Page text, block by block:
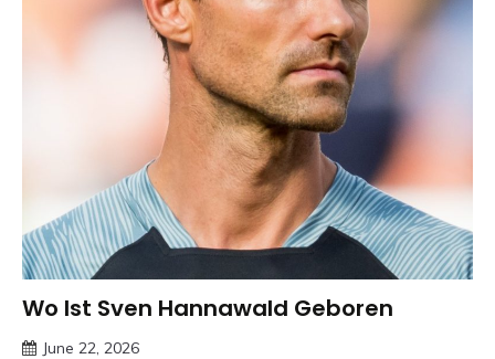
Trends
Wo Ist Sven Hannawald Geboren
June 22, 2026